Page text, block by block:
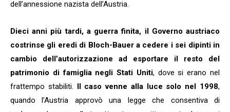
dell’annessione nazista dell’Austria.
Dieci anni più tardi, a guerra finita, il Governo austriaco
costrinse gli eredi di Bloch-Bauer a cedere i sei dipinti in
cambio dell’autorizzazione ad esportare il resto del
patrimonio di famiglia negli Stati Uniti, dove si erano nel
frattempo stabiliti. Il caso venne alla luce solo nel 1998,
quando l’Austria approvò una legge che consentiva di